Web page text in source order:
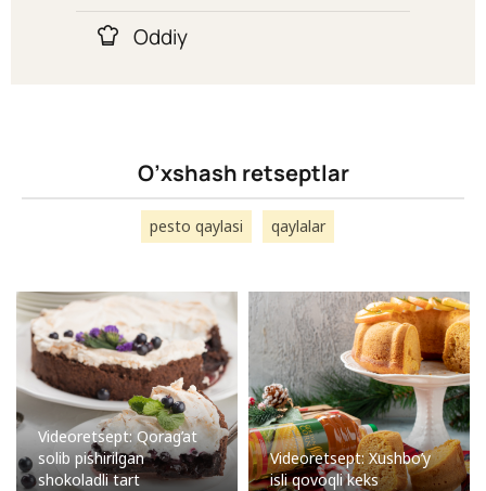
Oddiy
O’xshash retseptlar
pesto qaylasi qaylalar
Videoretsept: Qorag’at
solib pishirilgan
shokoladli tart
Videoretsept: Xushbo’y
isli qovoqli keks